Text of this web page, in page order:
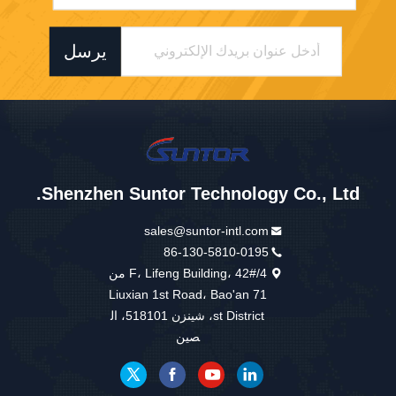
يرسل
Shenzhen Suntor Technology Co., Ltd.
sales@suntor-intl.com
86-130-5810-0195
4/F، Lifeng Building، 42# من
Liuxian 1st Road، Bao'an 71
st District، شينزن 518101، ال
صين